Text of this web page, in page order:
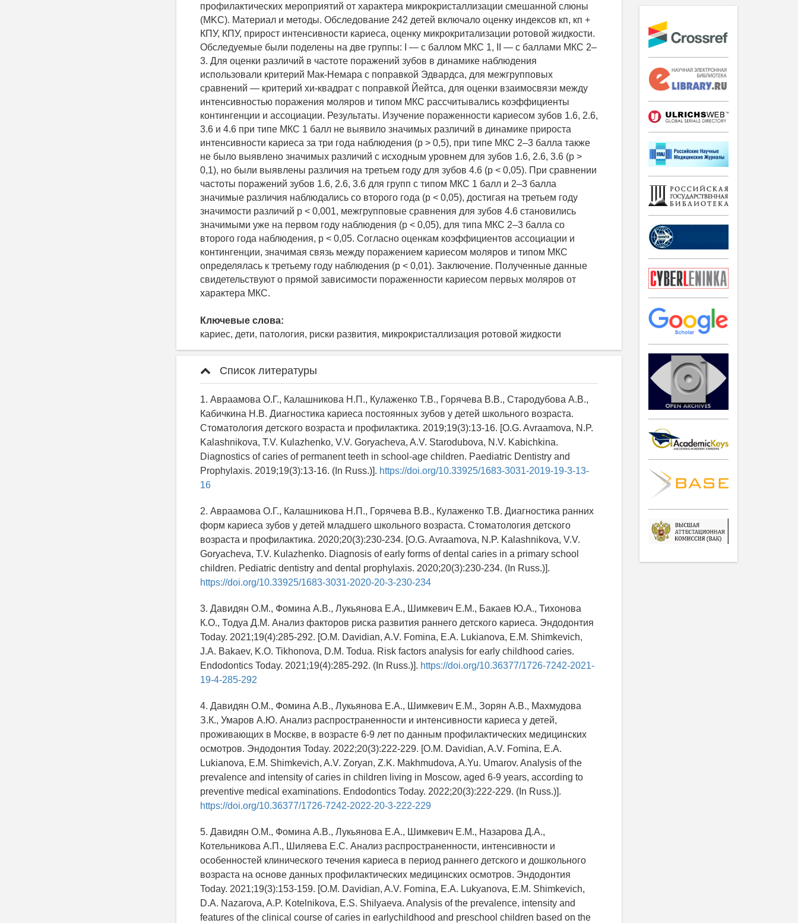
профилактических мероприятий от характера микрокристаллизации смешанной слюны
(MKC). Материал и методы. Обследование 242 детей включало оценку индексов кп, кп +
КПУ, КПУ, прирост интенсивности кариеса, оценку микрокритализации ротовой жидкости.
Обследуемые были поделены на две группы: I — с баллом МКС 1, II — с баллами МКС 2–
3. Для оценки различий в частоте поражений зубов в динамике наблюдения
использовали критерий Мак-Немара с поправкой Эдвардса, для межгрупповых
сравнений — критерий хи-квадрат с поправкой Йейтса, для оценки взаимосвязи между
интенсивностью поражения моляров и типом МКС рассчитывались коэффициенты
контингенции и ассоциации. Результаты. Изучение пораженности кариесом зубов 1.6, 2.6,
3.6 и 4.6 при типе МКС 1 балл не выявило значимых различий в динамике прироста
интенсивности кариеса за три года наблюдения (р > 0,5), при типе МКС 2–3 балла также
не было выявлено значимых различий с исходным уровнем для зубов 1.6, 2.6, 3.6 (p >
0,1), но были выявлены различия на третьем году для зубов 4.6 (p < 0,05). При сравнении
частоты поражений зубов 1.6, 2.6, 3.6 для групп с типом МКС 1 балл и 2–3 балла
значимые различия наблюдались со второго года (p < 0,05), достигая на третьем году
значимости различий p < 0,001, межгрупповые сравнения для зубов 4.6 становились
значимыми уже на первом году наблюдения (p < 0,05), для типа МКС 2–3 балла со
второго года наблюдения, p < 0,05. Согласно оценкам коэффициентов ассоциации и
контингенции, значимая связь между поражением кариесом моляров и типом МКС
определялась к третьему году наблюдения (p < 0,01). Заключение. Полученные данные
свидетельствуют о прямой зависимости пораженности кариесом первых моляров от
характера МКС.
Ключевые слова:
кариес, дети, патология, риски развития, микрокристаллизация ротовой жидкости
Список литературы
1. Авраамова О.Г., Калашникова Н.П., Кулаженко Т.В., Горячева В.В., Стародубова А.В.,
Кабичкина Н.В. Диагностика кариеса постоянных зубов у детей школьного возраста.
Стоматология детского возраста и профилактика. 2019;19(3):13-16. [O.G. Avraamova, N.P.
Kalashnikova, T.V. Kulazhenko, V.V. Goryacheva, A.V. Starodubova, N.V. Kabichkina.
Diagnostics of caries of permanent teeth in school-age children. Paediatric Dentistry and
Prophylaxis. 2019;19(3):13-16. (In Russ.)]. https://doi.org/10.33925/1683-3031-2019-19-3-13-
16
2. Авраамова О.Г., Калашникова Н.П., Горячева В.В., Кулаженко Т.В. Диагностика ранних
форм кариеса зубов у детей младшего школьного возраста. Стоматология детского
возраста и профилактика. 2020;20(3):230-234. [O.G. Avraamova, N.P. Kalashnikova, V.V.
Goryacheva, T.V. Kulazhenko. Diagnosis of early forms of dental caries in а primary school
children. Pediatric dentistry and dental prophylaxis. 2020;20(3):230-234. (In Russ.)].
https://doi.org/10.33925/1683-3031-2020-20-3-230-234
3. Давидян О.М., Фомина А.В., Лукьянова Е.А., Шимкевич Е.М., Бакаев Ю.А., Тихонова
К.О., Тодуа Д.М. Анализ факторов риска развития раннего детского кариеса. Эндодонтия
Today. 2021;19(4):285-292. [O.M. Davidian, A.V. Fomina, E.A. Lukianova, E.M. Shimkevich,
J.A. Bakaev, K.O. Tikhonova, D.M. Todua. Risk factors analysis for early childhood caries.
Endodontics Today. 2021;19(4):285-292. (In Russ.)]. https://doi.org/10.36377/1726-7242-2021-
19-4-285-292
4. Давидян О.М., Фомина А.В., Лукьянова Е.А., Шимкевич Е.М., Зорян А.В., Махмудова
З.К., Умаров А.Ю. Анализ распространенности и интенсивности кариеса у детей,
проживающих в Москве, в возрасте 6-9 лет по данным профилактических медицинских
осмотров. Эндодонтия Today. 2022;20(3):222-229. [O.M. Davidian, A.V. Fomina, E.A.
Lukianova, E.M. Shimkevich, A.V. Zoryan, Z.K. Makhmudova, A.Yu. Umarov. Analysis of the
prevalence and intensity of caries in children living in Moscow, aged 6-9 years, according to
preventive medical examinations. Endodontics Today. 2022;20(3):222-229. (In Russ.)].
https://doi.org/10.36377/1726-7242-2022-20-3-222-229
5. Давидян О.М., Фомина А.В., Лукьянова Е.А., Шимкевич Е.М., Назарова Д.А.,
Котельникова А.П., Шиляева Е.С. Анализ распространенности, интенсивности и
особенностей клинического течения кариеса в период раннего детского и дошкольного
возраста на основе данных профилактических медицинских осмотров. Эндодонтия
Today. 2021;19(3):153-159. [O.M. Davidian, A.V. Fomina, E.A. Lukyanova, E.M. Shimkevich,
D.A. Nazarova, A.P. Kotelnikova, E.S. Shilyaeva. Analysis of the prevalence, intensity and
features of the clinical course of caries in earlychildhood and preschool children based on the